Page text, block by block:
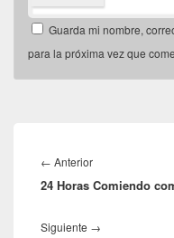
Guarda mi nombre,
para la próxima vez que
de
entradas
← AnteriorEntrada
anterior:
24 Horas Comiendo
Siguiente →